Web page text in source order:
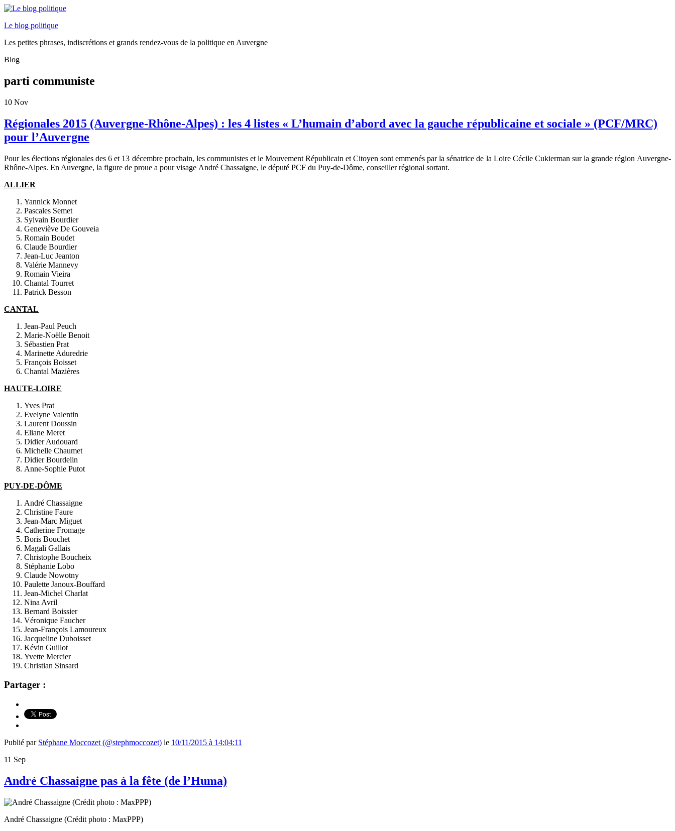
Le blog politique
Les petites phrases, indiscrétions et grands rendez-vous de la politique en Auvergne
Blog
parti communiste
10 Nov
Régionales 2015 (Auvergne-Rhône-Alpes) : les 4 listes « L’humain d’abord avec la gauche républicaine et sociale » (PCF/MRC)
pour l’Auvergne
Pour les élections régionales des 6 et 13 décembre prochain, les communistes et le Mouvement Républicain et Citoyen sont emmenés par la sénatrice de la Loire Cécile Cukierman sur la grande région Auvergne-
Rhône-Alpes. En Auvergne, la figure de proue a pour visage André Chassaigne, le député PCF du Puy-de-Dôme, conseiller régional sortant.
ALLIER
Yannick Monnet
Pascales Semet
Sylvain Bourdier
Geneviève De Gouveia
Romain Boudet
Claude Bourdier
Jean-Luc Jeanton
Valérie Mannevy
Romain Vieira
Chantal Tourret
Patrick Besson
CANTAL
Jean-Paul Peuch
Marie-Noëlle Benoit
Sébastien Prat
Marinette Aduredrie
François Boisset
Chantal Mazières
HAUTE-LOIRE
Yves Prat
Evelyne Valentin
Laurent Doussin
Eliane Meret
Didier Audouard
Michelle Chaumet
Didier Bourdelin
Anne-Sophie Putot
PUY-DE-DÔME
André Chassaigne
Christine Faure
Jean-Marc Miguet
Catherine Fromage
Boris Bouchet
Magali Gallais
Christophe Boucheix
Stéphanie Lobo
Claude Nowotny
Paulette Janoux-Bouffard
Jean-Michel Charlat
Nina Avril
Bernard Boissier
Véronique Faucher
Jean-François Lamoureux
Jacqueline Duboisset
Kévin Guillot
Yvette Mercier
Christian Sinsard
Partager :
Publié par Stéphane Moccozet (@stephmoccozet) le 10/11/2015 à 14:04:11
11 Sep
André Chassaigne pas à la fête (de l’Huma)
André Chassaigne (Crédit photo : MaxPPP)